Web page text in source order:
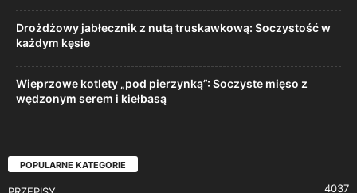
Drożdżowy jabłecznik z nutą truskawkową: Soczystość w
każdym kęsie
Wieprzowe kotlety „pod pierzynką”: Soczyste mięso z
wędzonym serem i kiełbasą
POPULARNE KATEGORIE
4037